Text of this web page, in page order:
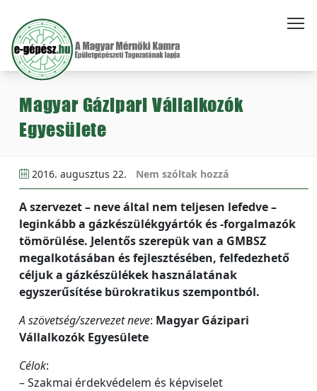
Magyar Gázipari Vállalkozók
Egyesülete
2016. augusztus 22. Nem szóltak hozzá
A szervezet – neve által nem teljesen lefedve –
leginkább a gázkészülékgyártók és -forgalmazók
tömörülése. Jelentős szerepük van a GMBSZ
megalkotásában és fejlesztésében, felfedezhető
céljuk a gázkészülékek használatának
egyszerűsítése bürokratikus szempontból.
A szövetség/szervezet neve: Magyar Gázipari
Vállalkozók Egyesülete
Célok:
– Szakmai érdekvédelem és képviselet